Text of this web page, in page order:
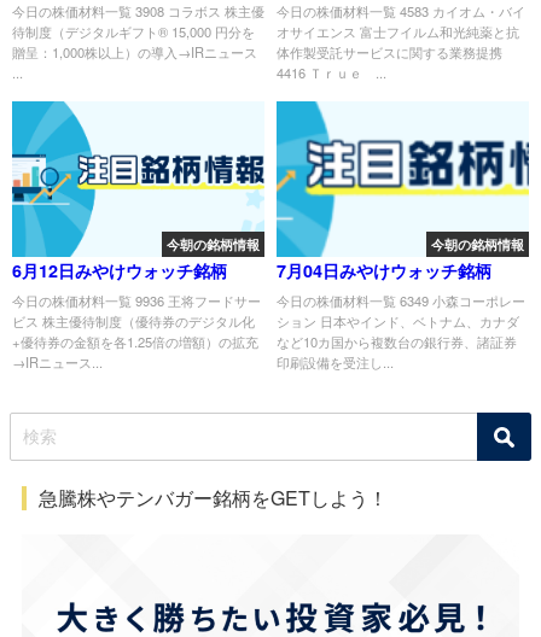
今日の株価材料一覧 3908 コラボス 株主優
待制度（デジタルギフト® 15,000 円分を
贈呈：1,000株以上）の導入→IRニュース
今日の株価材料一覧 4583 カイオム・バイ
オサイエンス 富士フイルム和光純薬と抗
体作製受託サービスに関する業務提携
4416 Ｔｒｕｅ ...
今朝の銘柄情報
6月12日みやけウォッチ銘柄
今日の株価材料一覧 9936 王将フードサー
ビス 株主優待制度（優待券のデジタル化
+優待券の金額を各1.25倍の増額）の拡充
→IRニュース...
今朝の銘柄情報
7月04日みやけウォッチ銘柄
今日の株価材料一覧 6349 小森コーポレー
ション 日本やインド、ベトナム、カナダ
など10カ国から複数台の銀行券、諸証券
印刷設備を受注し...
急騰株やテンバガー銘柄をGETしよう！